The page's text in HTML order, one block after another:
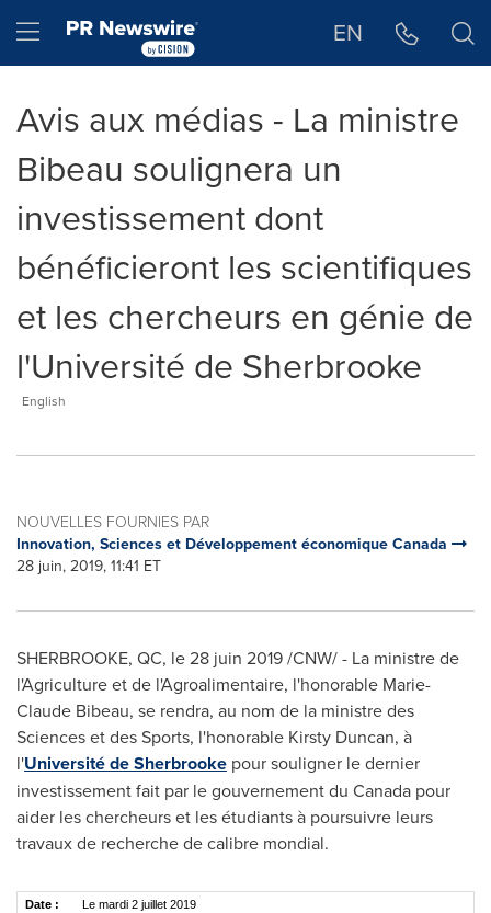
Hamburger menu EN
Avis aux médias - La ministre
Bibeau soulignera un
investissement dont
bénéficieront les scientifiques
et les chercheurs en génie de
l'Université de Sherbrooke
English
NOUVELLES FOURNIES PAR
Innovation, Sciences et Développement économique Canada
28 juin, 2019, 11:41 ET
SHERBROOKE, QC, le 28 juin 2019 /CNW/ - La ministre de
l'Agriculture et de l'Agroalimentaire, l'honorable Marie-
Claude Bibeau, se rendra, au nom de la ministre des
Sciences et des Sports, l'honorable Kirsty Duncan, à
l'Université deSherbrooke pour souligner le dernier
investissement fait par le gouvernement du Canada pour
aider les chercheurs et les étudiants à poursuivre leurs
travaux de recherche de calibre mondial.
Date : Le mardi 2 juillet 2019